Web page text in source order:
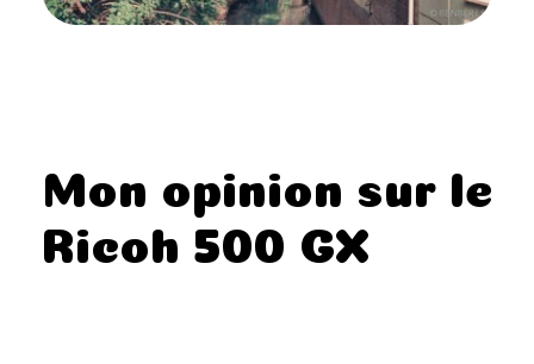
Mon opinion sur le
Ricoh 500 GX